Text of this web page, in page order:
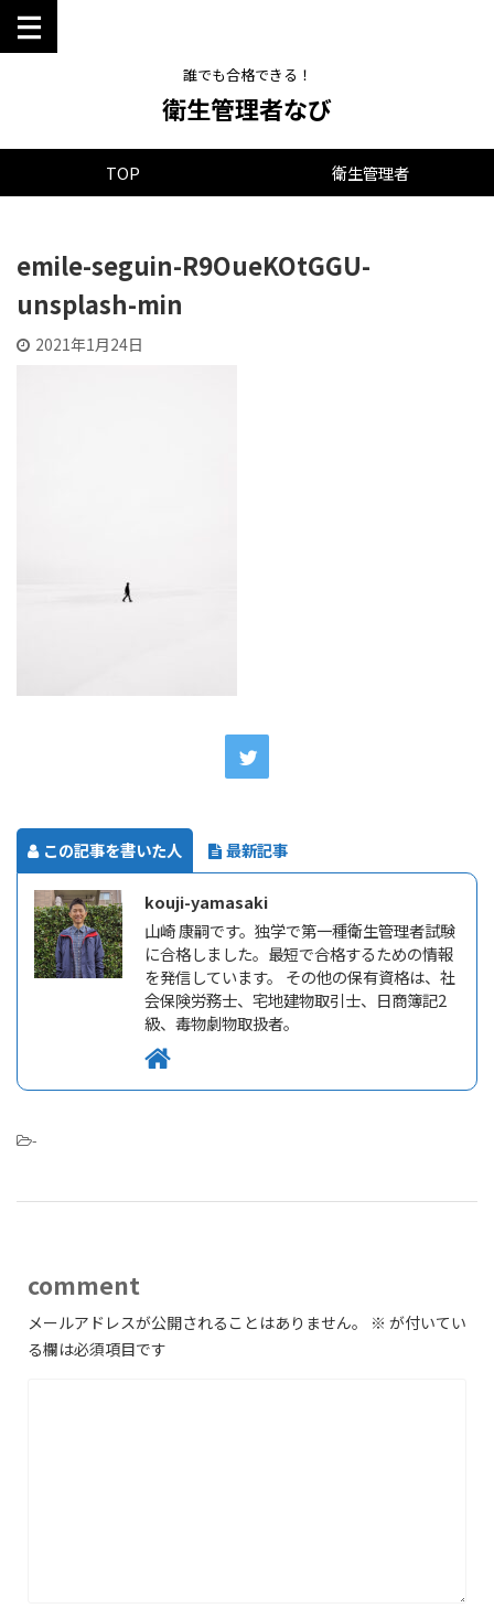
誰でも合格できる！
衛生管理者なび
TOP 衛生管理者
emile-seguin-R9OueKOtGGU-
unsplash-min
2021年1月24日
この記事を書いた人 最新記事
kouji-yamasaki
山崎 康嗣です。独学で第一種衛生管理者試験
に合格しました。最短で合格するための情報
を発信しています。 その他の保有資格は、社
会保険労務士、宅地建物取引士、日商簿記2
級、毒物劇物取扱者。
-
comment
メールアドレスが公開されることはありません。 ※ が付いてい
る欄は必須項目です